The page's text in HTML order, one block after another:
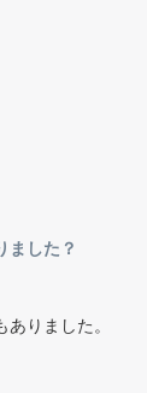
ました？
りました。